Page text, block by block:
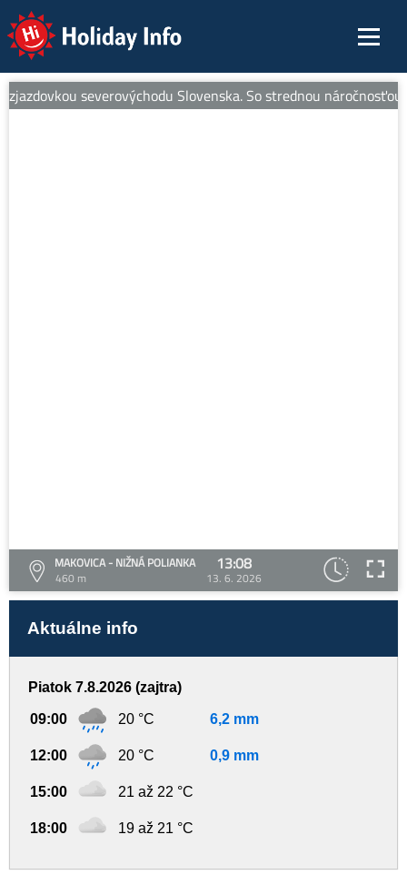
Holiday Info
severovýchodu Slovenska. So strednou
MAKOVICA - NIŽNÁ POLIANKA
460 m
13:08
13. 6. 2026
Aktuálne info
Piatok 7.8.2026 (zajtra)
09:00 20 °C 6,2 mm
12:00 20 °C 0,9 mm
15:00 21 až 22 °C
18:00 19 až 21 °C